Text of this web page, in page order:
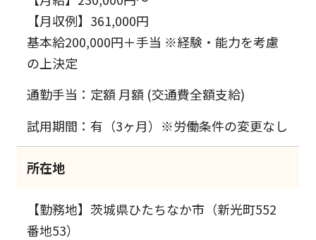
【月収例】361,000円
基本給200,000円＋手当 ※経験・能力を考慮
の上決定
通勤手当：定額 月額 (交通費全額支給)
試用期間：有（3ヶ月）※労働条件の変更なし
所在地
【勤務地】茨城県ひたちなか市（新光町552
番地53）